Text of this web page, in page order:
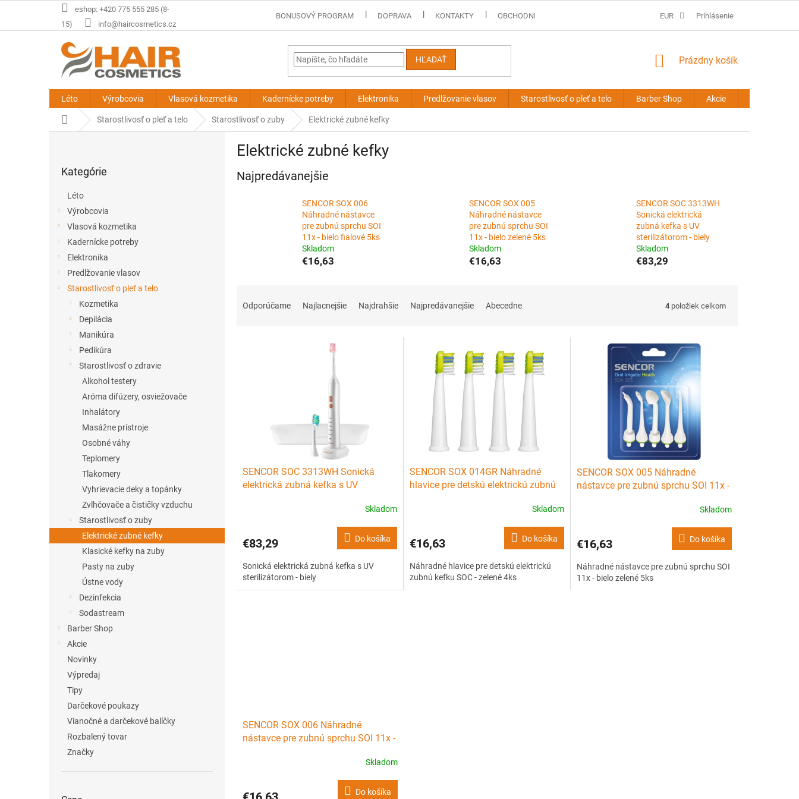
eshop: +420 775 555 285 (8-
15)
info@haircosmetics.cz
BONUSOVÝ PROGRAM DOPRAVA KONTAKTY OBCHODNÉ PODMIENKY PREDLŽOVANIE VLASOV - OBCHODNÉ PODMIENKY
EUR Prihlásenie
HĽADAŤ
NÁKUPNÝ
Prázdny košík
Léto Výrobcovia Vlasová kozmetika Kadernícke potreby Elektronika Predlžovanie vlasov Starostlivosť o pleť a telo Barber Shop Akcie
DomovStarostlivosť o pleť a telo Starostlivosť o zuby Elektrické zubné kefky
kategórie
Kategórie
Léto
Výrobcovia
Vlasová kozmetika
Kadernícke potreby
Elektronika
Predlžovanie vlasov
Starostlivosť o pleť a telo
Kozmetika
Depilácia
Manikúra
Pedikúra
Starostlivosť o zdravie
Alkohol testery
Aróma difúzery, osviežovače
Inhalátory
Masážne prístroje
Osobné váhy
Teplomery
Tlakomery
Vyhrievacie deky a topánky
Zvlhčovače a čističky vzduchu
Starostlivosť o zuby
Elektrické zubné kefky
Klasické kefky na zuby
Pasty na zuby
Ústne vody
Dezinfekcia
Sodastream
Barber Shop
Akcie
Novinky
Výpredaj
Tipy
Darčekové poukazy
Vianočné a darčekové balíčky
Rozbalený tovar
Značky
Elektrické zubné kefky
Najpredávanejšie
SENCOR SOX 006
Náhradné nástavce
pre zubnú sprchu SOI
11x - bielo fialové 5ks
Skladom
€16,63
SENCOR SOX 005
Náhradné nástavce
pre zubnú sprchu SOI
11x - bielo zelené 5ks
Skladom
€16,63
SENCOR SOC 3313WH
Sonická elektrická
zubná kefka s UV
sterilizátorom - biely
Skladom
€83,29
Odporúčame Najlacnejšie Najdrahšie Najpredávanejšie Abecedne 4 položiek celkom
SENCOR SOC 3313WH Sonická
elektrická zubná kefka s UV
Skladom
€83,29 Do košíka
Sonická elektrická zubná kefka s UV
sterilizátorom - biely
SENCOR SOX 014GR Náhradné
hlavice pre detskú elektrickú zubnú
Skladom
€16,63 Do košíka
Náhradné hlavice pre detskú elektrickú
zubnú kefku SOC - zelené 4ks
SENCOR SOX 005 Náhradné
nástavce pre zubnú sprchu SOI 11x -
Skladom
€16,63 Do košíka
Náhradné nástavce pre zubnú sprchu SOI
11x - bielo zelené 5ks
SENCOR SOX 006 Náhradné
nástavce pre zubnú sprchu SOI 11x -
Skladom
Do košíka